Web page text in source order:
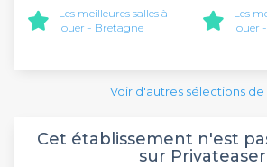
Les meilleures salles à
louer - Bretagne
Les
louer
Voir d'autres sélections de
Cet établissement n'est
sur Privateaser